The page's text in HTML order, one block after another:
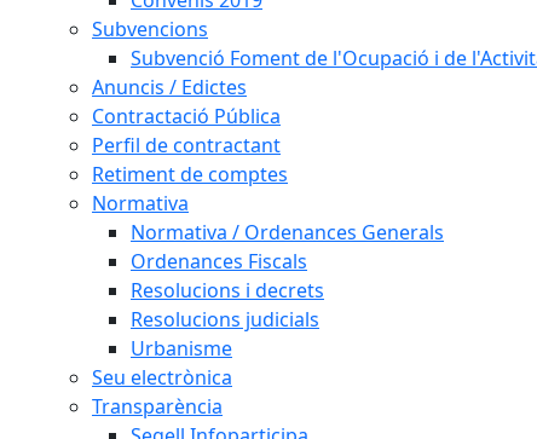
Subvencions
Subvenció Foment de l'Ocupació i de
Anuncis / Edictes
Contractació Pública
Perfil de contractant
Retiment de comptes
Normativa
Normativa / Ordenances Generals
Ordenances Fiscals
Resolucions i decrets
Resolucions judicials
Urbanisme
Seu electrònica
Transparència